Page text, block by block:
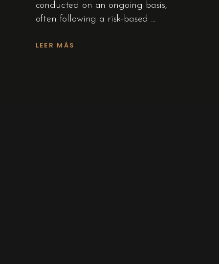
conducted on an ongoing basis,
often following a risk-based
LEER MÁS